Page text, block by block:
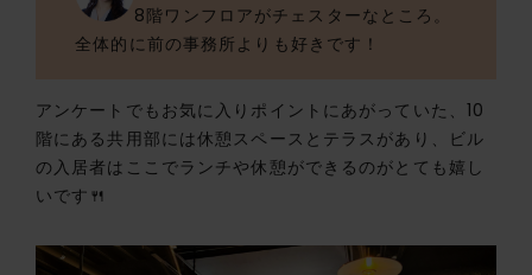
8階ワンフロアがチェスターなところ。
全体的に前の事務所よりも好きです！
アンケートでもお気に入りポイントにあがっていた、10
階にある共用部には休憩スペースとテラスがあり、ビル
の入居者はここでランチや休憩ができるのがとても嬉し
いです🍴